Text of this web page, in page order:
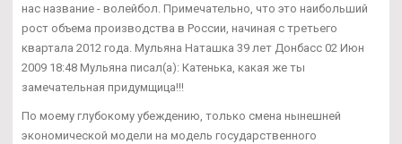
нас название - волейбол. Примечательно, что это наибольший
рост объема производства в России, начиная с третьего
квартала 2012 года. Мульяна Наташка 39 лет Донбасс 02 Июн
2009 18:48 Мульяна писал(а): Катенька, какая же ты
замечательная придумщица!!!
По моему глубокому убеждению, только смена нынешней
экономической модели на модель государственного